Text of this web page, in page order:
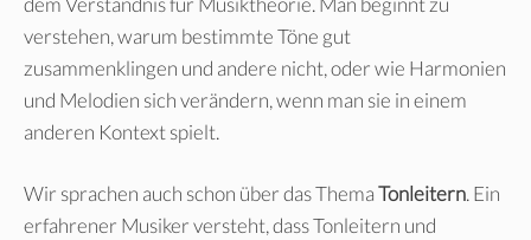
verstehen, warum bestimmte Töne gut
zusammenklingen und andere nicht, oder wie Harmonien
und Melodien sich verändern, wenn man sie in einem
anderen Kontext spielt.
Wir sprachen auch schon über das ThemaTonleitern. Ein
erfahrener Musiker versteht, dass Tonleitern und